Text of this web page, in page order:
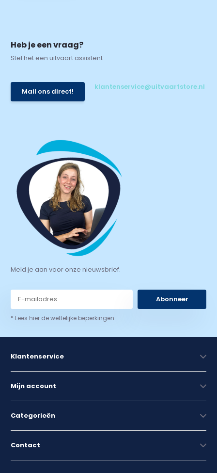
Heb je een vraag?
Stel het een uitvaart assistent
Mail ons direct!
klantenservice@uitvaartstore.nl
Meld je aan voor onze nieuwsbrief.
Abonneer
* Lees hier de wettelijke beperkingen
Klantenservice
Mijn account
Categorieën
Contact